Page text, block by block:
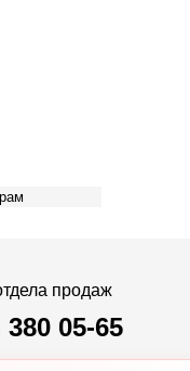
продаж
380 05-65